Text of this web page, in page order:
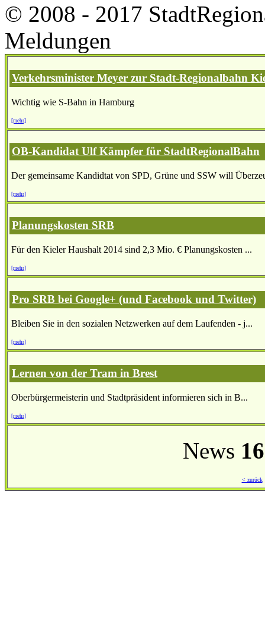
© 2008 - 2017
Meldungen
Verkehrsminister Meyer zur Stadt-Regionalbahn
Wichtig wie S-Bahn in Hamburg
[mehr]
OB-Kandidat Ulf Kämpfer für StadtRegionalBahn
Der gemeinsame Kandidtat von SPD, Grüne und SSW will
[mehr]
Planungskosten SRB
Für den Kieler Haushalt 2014 sind 2,3 Mio. € Planungskosten ...
[mehr]
Pro SRB bei Google+ (und Facebook und Twitter)
Bleiben Sie in den sozialen Netzwerken auf dem Laufenden - j...
[mehr]
Lernen von der Tram in Brest
Oberbürgermeisterin und Stadtpräsident informieren sich in B...
[mehr]
News
< zurück